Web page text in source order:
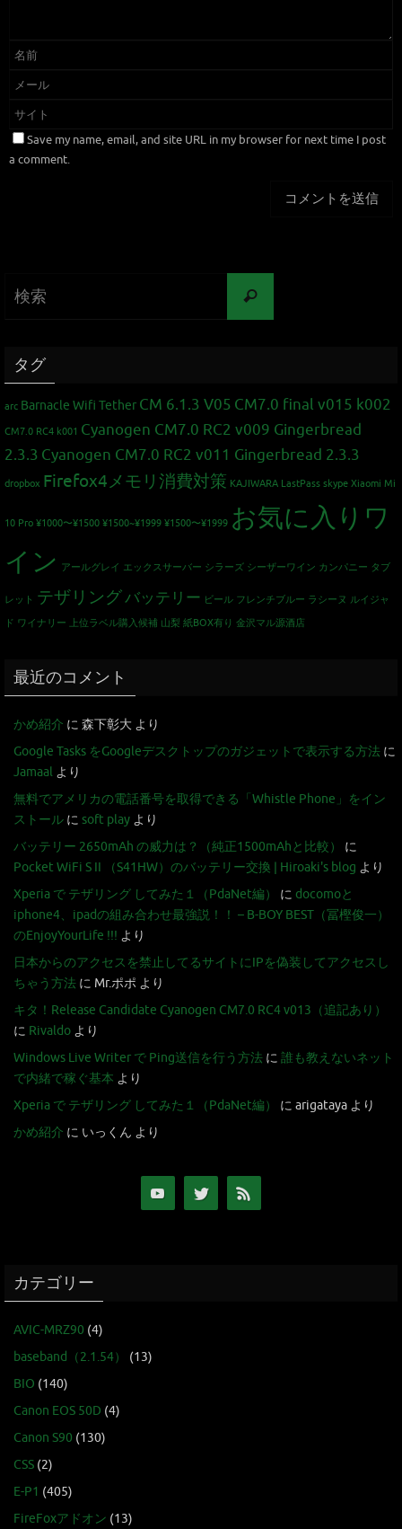
Save my name, email, and site URL in my browser for next time I post
a comment.
タグ
arc Barnacle Wifi Tether CM 6.1.3 V05 CM7.0 final v015 k002
CM7.0 RC4 k001 Cyanogen CM7.0 RC2 v009 Gingerbread
2.3.3 Cyanogen CM7.0 RC2 v011 Gingerbread 2.3.3
dropbox Firefox4メモリ消費対策 KAJIWARA LastPass skype Xiaomi Mi
10 Pro ¥1000〜¥1500 ¥1500~¥1999 ¥1500〜¥1999 お気に入りワ
イン アールグレイ エックスサーバー シラーズ シーザーワイン カンパニー タブ
レット テザリングバッテリー ビール フレンチブルー ラシーヌ ルイジャ
ド ワイナリー 上位ラベル購入候補 山梨 紙BOX有り 金沢マル源酒店
最近のコメント
かめ紹介 に 森下彰大 より
Google Tasks をGoogleデスクトップのガジェットで表示する方法 に
Jamaal より
無料でアメリカの電話番号を取得できる「Whistle Phone」をイン
ストール に soft play より
バッテリー 2650mAh の威力は？（純正1500mAhと比較）
に
Pocket WiFi S II （S41HW）のバッテリー交換 | Hiroaki's blog より
Xperia で テザリング してみた１（PdaNet編）
に docomoと
iphone4、ipadの組み合わせ最強説！！ – B-BOY BEST（冨樫俊一）
のEnjoyYourLife !!! より
日本からのアクセスを禁止してるサイトにIPを偽装してアクセスし
ちゃう方法 に Mr.ポポ より
キタ！Release Candidate Cyanogen CM7.0 RC4 v013（追記あり）
に Rivaldo より
Windows Live Writer で Ping送信を行う方法 に 誰も教えないネット
で内緒で稼ぐ基本 より
Xperia で テザリング してみた１（PdaNet編）
に arigataya より
かめ紹介 に いっくん より
カテゴリー
AVIC-MRZ90 (4)
baseband（2.1.54）
(13)
BIO (140)
Canon EOS 50D (4)
Canon S90 (130)
CSS (2)
E-P1 (405)
FireFoxアドオン (13)